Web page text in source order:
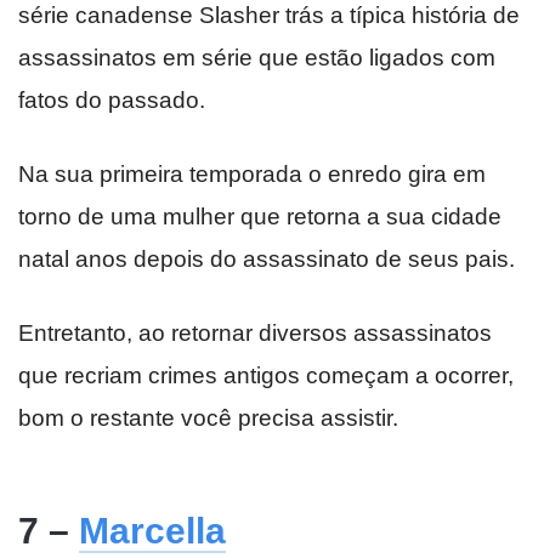
série canadense Slasher trás a típica história de
assassinatos em série que estão ligados com
fatos do passado.
Na sua primeira temporada o enredo gira em
torno de uma mulher que retorna a sua cidade
natal anos depois do assassinato de seus pais.
Entretanto, ao retornar diversos assassinatos
que recriam crimes antigos começam a ocorrer,
bom o restante você precisa assistir.
7 – Marcella